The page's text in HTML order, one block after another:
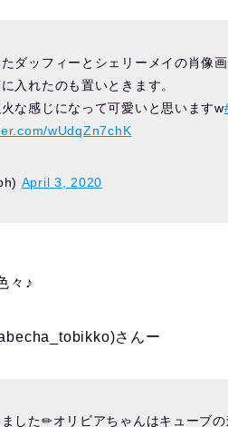
ダッフィーとシェリーメイの肖像画
入れたのも置いときます。
な感じになって可愛いと思いますw
wUdqZn7chK
April 3, 2020
々♪
さんー
した✏︎オリビアちゃんはキューブ